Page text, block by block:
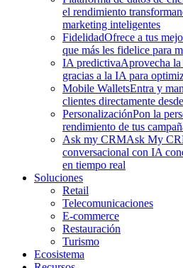
el rendimiento
marketing inteligentes
FidelidadOfrece a tus
que más les fidelice para
IA predictivaAprovecha la
gracias a la IA para
Mobile WalletsEntra y
clientes directamente
PersonalizaciónPon la
rendimiento de tus
Ask my CRMAsk My
conversacional con IA
en tiempo real
Soluciones
Retail
Telecomunicaciones
E-commerce
Restauración
Turismo
Ecosistema